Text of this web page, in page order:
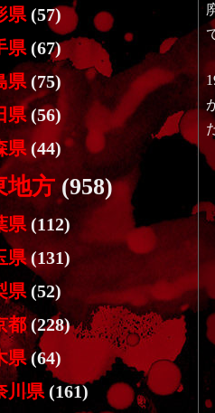
県 (57)
県 (67)
県 (75)
県(56)
県(44)
地方(958)
県 (112)
県(131)
県(52)
都(228)
県(64)
川県 (161)